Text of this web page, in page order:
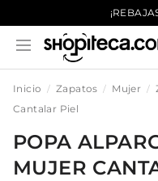
Inicio Zapatos Mujer
Cantalar Piel
POPA
MUJER